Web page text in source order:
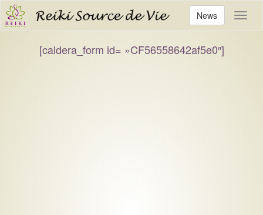
News
[caldera_form id= »CF56558642af5e0″]